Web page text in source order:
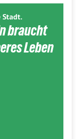
Stadt.
braucht
Leben